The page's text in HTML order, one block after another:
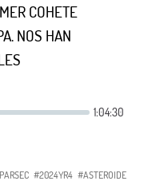
COHETE
NOS HAN
#2024YR4 #ASTEROIDE